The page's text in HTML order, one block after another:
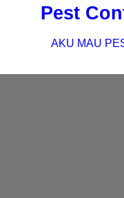
Pest
AKU MAU